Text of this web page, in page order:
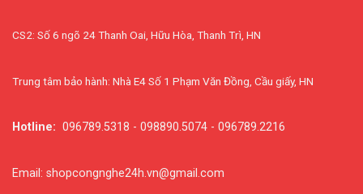
CS2: Số 6 ngõ 24 Thanh Oai, Hữu Hòa, Thanh Trì, HN
Trung tâm bảo hành: Nhà E4 Số 1 Phạm Văn Đồng, Cầu giấy, HN
Hotline: 096789.5318 - 098890.5074 - 096789.2216
Email: shopcongnghe24h.vn@gmail.com